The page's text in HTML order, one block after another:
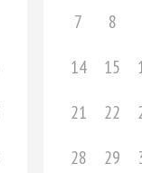
7
8
14
15
21
22
28
29